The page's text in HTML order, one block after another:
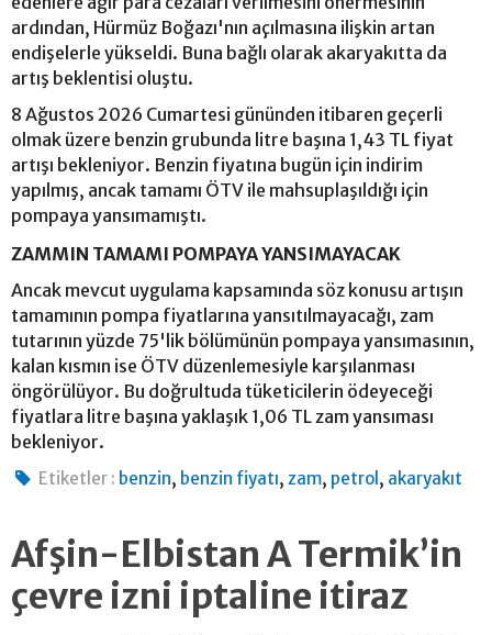
ardından, Hürmüz Boğazı'nın açılmasına ilişkin artan
endişelerle yükseldi. Buna bağlı olarak akaryakıtta da
artış beklentisi oluştu.
8 Ağustos 2026 Cumartesi gününden itibaren geçerli
olmak üzere benzin grubunda litre başına 1,43 TL fiyat
artışı bekleniyor. Benzin fiyatına bugün için indirim
yapılmış, ancak tamamı ÖTV ile mahsuplaşıldığı için
pompaya yansımamıştı.
ZAMMIN TAMAMI POMPAYA YANSIMAYACAK
Ancak mevcut uygulama kapsamında söz konusu artışın
tamamının pompa fiyatlarına yansıtılmayacağı, zam
tutarının yüzde 75'lik bölümünün pompaya yansımasının,
kalan kısmın ise ÖTV düzenlemesiyle karşılanması
öngörülüyor. Bu doğrultuda tüketicilerin ödeyeceği
fiyatlara litre başına yaklaşık 1,06 TL zam yansıması
bekleniyor.
Etiketler : benzin, benzin fiyatı,zam, petrol , akaryakıt
Afşin-Elbistan A Termik’in
çevre izni iptaline itiraz